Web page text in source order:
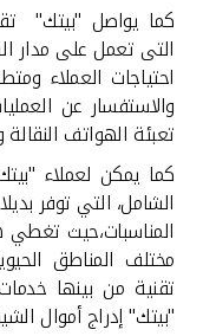
مصر
المملكة
مملكة البحرين
التى تعمل على مدار
احتياجات العملاء
والاستفسار عن
تعبئة الهواتف
كما يمكن لعملاء
الشامل، التي توفر
المناسبات،حيث
مختلف المناطق
تقنية من بينها
"بيتك" إدراج أموال